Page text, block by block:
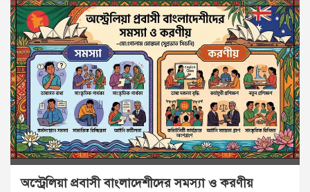
অস্ট্রেলিয়া প্রবাসী বাংলাদেশীদের সমস্যা ও করণীয়